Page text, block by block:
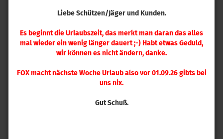
Liebe Schützen/Jäger und Kunden.
Es beginnt die Urlaubszeit, das merkt man daran das alles
mal wieder ein wenig länger dauert ;-) Habt etwas Geduld,
wir können es nicht ändern, danke.
FOX macht nächste Woche Urlaub also vor 01.09.26 gibts bei
uns nix.
Gut Schuß.